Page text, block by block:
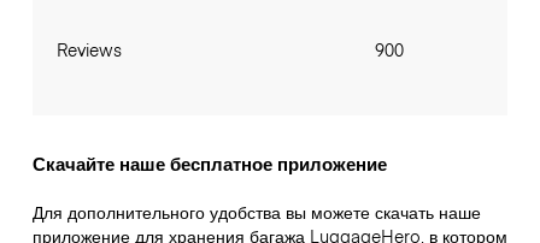
Reviews 900
Скачайте наше бесплатное приложение
Для дополнительного удобства вы можете скачать наше
приложение для хранения багажа LuggageHero, в котором